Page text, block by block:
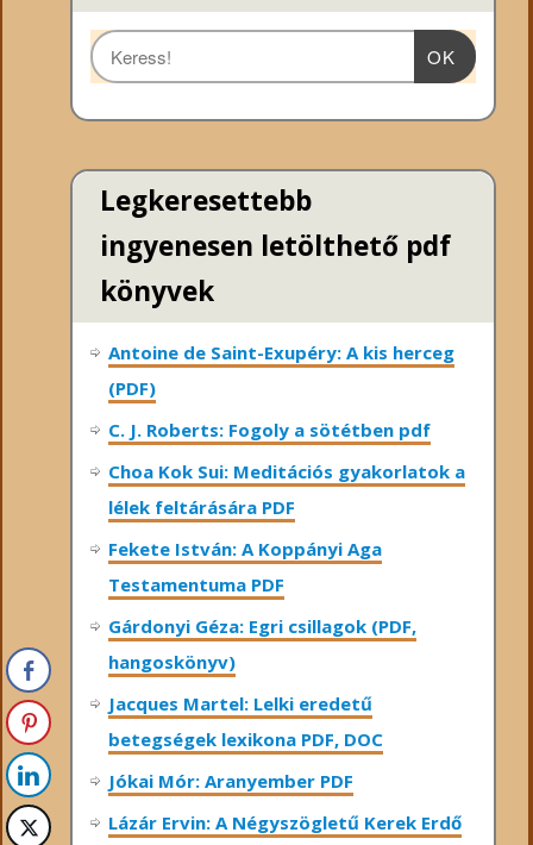
OK
Legkeresettebb
ingyenesen letölthető pdf
könyvek
Antoine de Saint-Exupéry: A kis herceg
(PDF)
C. J. Roberts: Fogoly a sötétben pdf
Choa Kok Sui: Meditációs gyakorlatok a
lélek feltárására PDF
Fekete István: A Koppányi Aga
Testamentuma PDF
Gárdonyi Géza: Egri csillagok (PDF,
hangoskönyv)
Jacques Martel: Lelki eredetű
betegségek lexikona PDF, DOC
Jókai Mór: Aranyember PDF
Lázár Ervin: A Négyszögletű Kerek Erdő